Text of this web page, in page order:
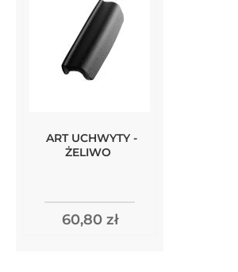
ART UCHWYTY -
ŻELIWO
60,80 zł